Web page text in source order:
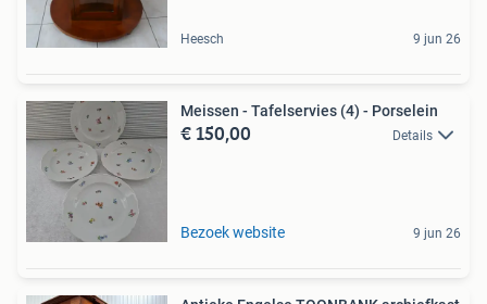
Heesch 9 jun 26
Meissen - Tafelservies (4) - Porselein
€ 150,00 Details
Bezoek website 9 jun 26